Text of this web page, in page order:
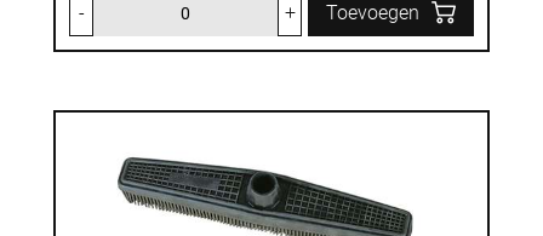
- + Toevoegen